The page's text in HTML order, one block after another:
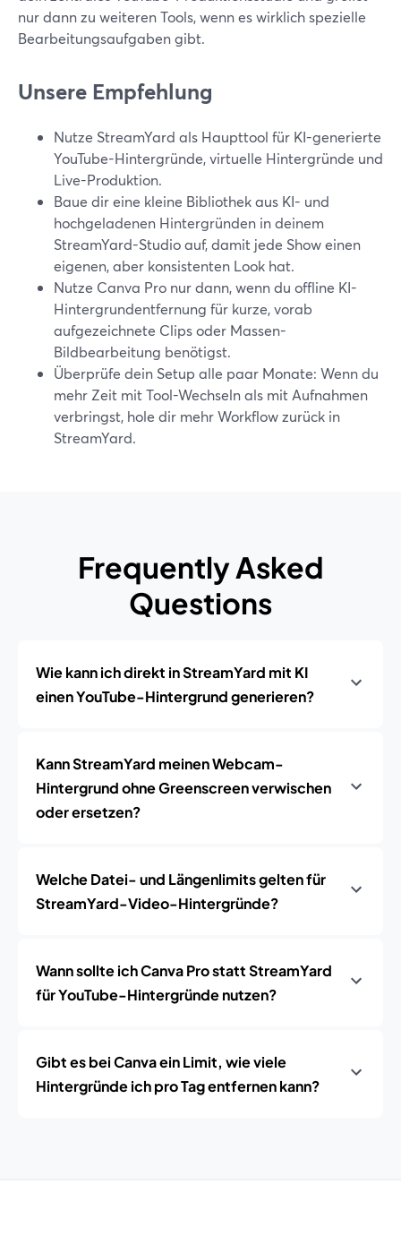
nur dann zu weiteren Tools, wenn es wirklich spezielle
Bearbeitungsaufgaben gibt.
Unsere Empfehlung
Nutze StreamYard als Haupttool für KI-generierte
YouTube-Hintergründe, virtuelle Hintergründe und
Live-Produktion.
Baue dir eine kleine Bibliothek aus KI- und
hochgeladenen Hintergründen in deinem
StreamYard-Studio auf, damit jede Show einen
eigenen, aber konsistenten Look hat.
Nutze Canva Pro nur dann, wenn du offline KI-
Hintergrundentfernung für kurze, vorab
aufgezeichnete Clips oder Massen-
Bildbearbeitung benötigst.
Überprüfe dein Setup alle paar Monate: Wenn du
mehr Zeit mit Tool-Wechseln als mit Aufnahmen
verbringst, hole dir mehr Workflow zurück in
StreamYard.
Frequently Asked
Questions
Wie kann ich direkt in StreamYard mit KI
einen YouTube-Hintergrund generieren?
Kann StreamYard meinen Webcam-
Hintergrund ohne Greenscreen verwischen
oder ersetzen?
Welche Datei- und Längenlimits gelten für
StreamYard-Video-Hintergründe?
Wann sollte ich Canva Pro statt StreamYard
für YouTube-Hintergründe nutzen?
Gibt es bei Canva ein Limit, wie viele
Hintergründe ich pro Tag entfernen kann?